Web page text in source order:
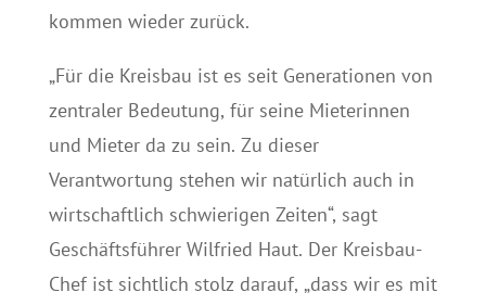
kommen wieder zurück.
„Für die Kreisbau ist es seit Generationen von
zentraler Bedeutung, für seine Mieterinnen
und Mieter da zu sein. Zu dieser
Verantwortung stehen wir natürlich auch in
wirtschaftlich schwierigen Zeiten“, sagt
Geschäftsführer Wilfried Haut. Der Kreisbau-
Chef ist sichtlich stolz darauf, „dass wir es mit